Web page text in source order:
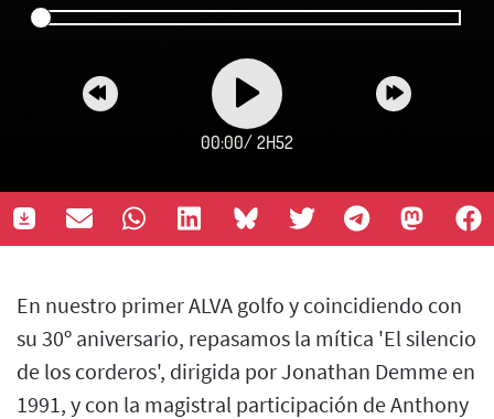
00:00/ 2H52
En nuestro primer ALVA golfo y coincidiendo con
su 30º aniversario, repasamos la mítica 'El silencio
de los corderos', dirigida por Jonathan Demme en
1991, y con la magistral participación de Anthony